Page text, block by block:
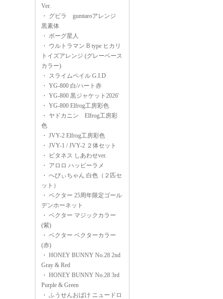
Ver.
・ グビラ gumtaroアレンジ
黒素体
・ ボーグ星人
・ ウルトラマン B type ヒカリ
トイズアレンジ (グレーベース
カラー)
・ スライムペイル G.I.D
・ YG-800 白/ハート赤
・ YG-800 黒ジャケット2026'
・ YG-800 Elfrog工房彩色
・ ヤドカニン Elfrog工房彩
色
・ JVY-2 Elfrog工房彩色
・ JVY-1 / JVY-2 ２体セット
・
ビタネス しあわせver.
・ アロロ ハッピーラメ
・ へびぃちゃん 白色（２匹セ
ット）
・ ベクター 25周年限定ゴール
デンホーネット
・ ベクター マジックカラー
(紫)
・ ベクター ベクターカラー
(赤)
・ HONEY BUNNY No.28 2nd
Gray & Red
・ HONEY BUNNY No.28 3rd
Purple & Green
・ ふうせんおばけ ニュードロ